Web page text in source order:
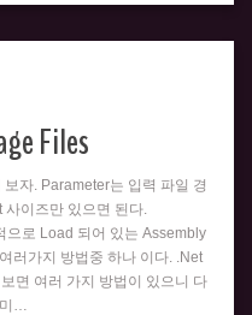
Files
자. Parameter는 입력 파일 경
이즈만 있으면 된다.
으로 Load 되어 있는 Assembly
러가지 방법중 하나 이다. .Net
면 여러 가지 방법이 있으니 다
…